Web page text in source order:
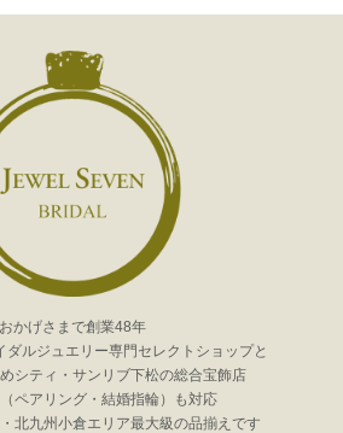
おかげさまで創業48年
ダルジュエリー専門セレクトショップと
シティ・サンリブ下松の総合宝飾店
ペアリング・結婚指輪）も対応
北九州小倉エリア最大級の品揃えです